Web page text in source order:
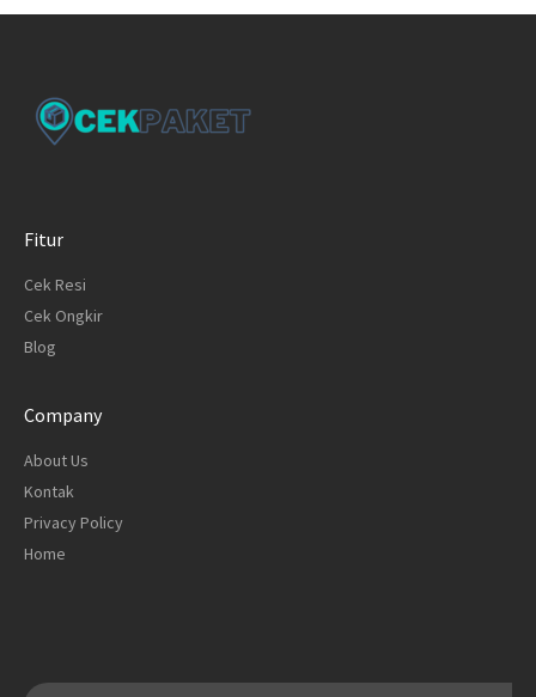
Fitur
Cek Resi
Cek Ongkir
Blog
Company
About Us
Kontak
Privacy Policy
Home